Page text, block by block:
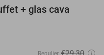
+ glas cava
Regulier